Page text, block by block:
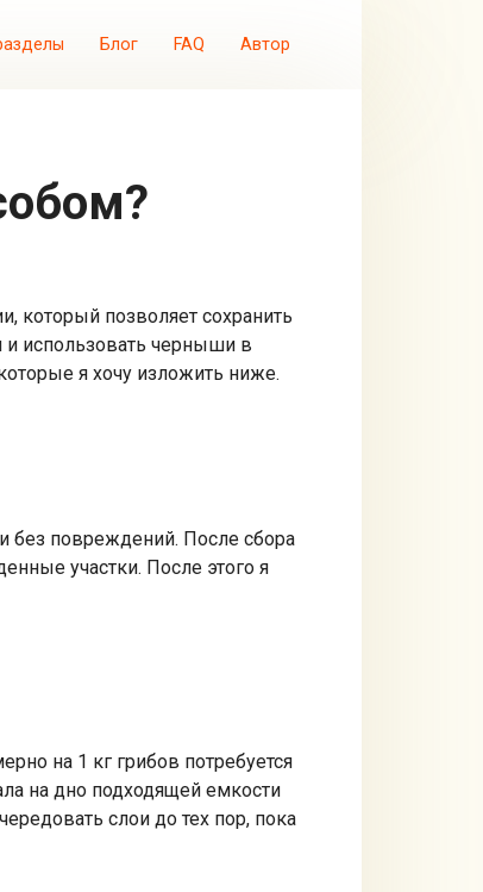
Блог FAQ Автор
который позволяет сохранить
и использовать черныши в
я хочу изложить ниже.
без повреждений. После сбора
участки. После этого я
на 1 кг грибов потребуется
на дно подходящей емкости
слои до тех пор, пока